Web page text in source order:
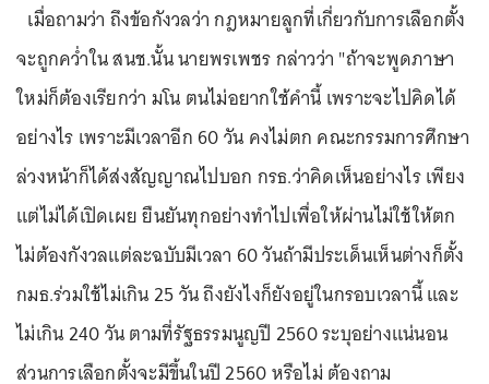
เมื่อถามว่า ถึงข้อกังวลว่า กฎหมายลูกที่เกี่ยวกับการเลือกตั้ง
จะถูกคว่ำใน สนช.นั้น นายพรเพชร กล่าวว่า "ถ้าจะพูดภาษา
ใหม่ก็ต้องเรียกว่า มโน ตนไม่อยากใช้คำนี้ เพราะจะไปคิดได้
อย่างไร เพราะมีเวลาอีก 60 วัน คงไม่ตก คณะกรรมการศึกษา
ล่วงหน้าก็ได้ส่งสัญญาณไปบอก กรธ.ว่าคิดเห็นอย่างไร เพียง
แต่ไม่ได้เปิดเผย ยืนยันทุกอย่างทำไปเพื่อให้ผ่านไม่ใช้ให้ตก
ไม่ต้องกังวลแต่ละฉบับมีเวลา 60 วันถ้ามีประเด็นเห็นต่างก็ตั้ง
กมธ.ร่วมใช้ไม่เกิน 25 วัน ถึงยังไงก็ยังอยู่ในกรอบเวลานี้ และ
ไม่เกิน 240 วัน ตามที่รัฐธรรมนูญปี 2560 ระบุอย่างแน่นอน
ส่วนการเลือกตั้งจะมีขึ้นในปี 2560 หรือไม่ ต้องถาม